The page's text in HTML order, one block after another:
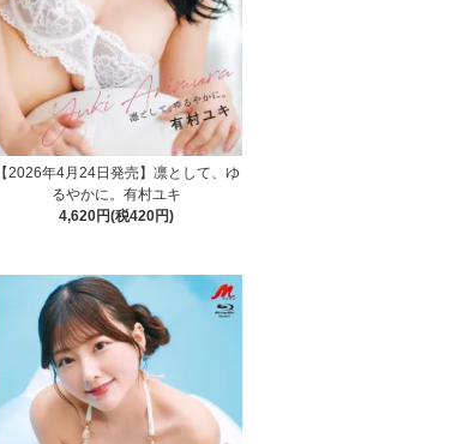
【2026年4月24日発売】凛として、ゆ
るやかに。有村ユキ
4,620円(税420円)